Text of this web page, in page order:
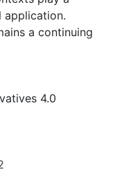
application.
a continuing
4.0